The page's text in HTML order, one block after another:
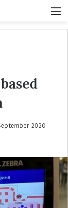
2020